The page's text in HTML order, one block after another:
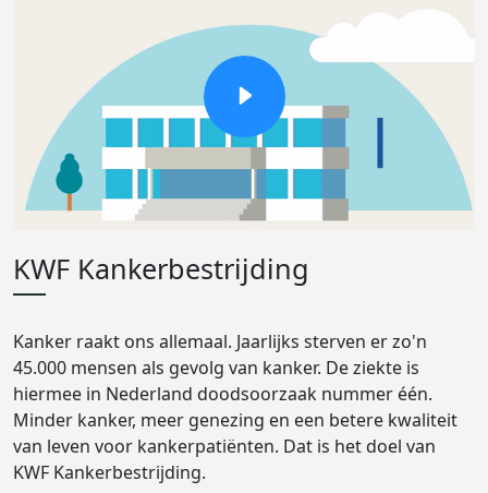
KWF Kankerbestrijding
Kanker raakt ons allemaal. Jaarlijks sterven er zo'n
45.000 mensen als gevolg van kanker. De ziekte is
hiermee in Nederland doodsoorzaak nummer één.
Minder kanker, meer genezing en een betere kwaliteit
van leven voor kankerpatiënten. Dat is het doel van
KWF Kankerbestrijding.